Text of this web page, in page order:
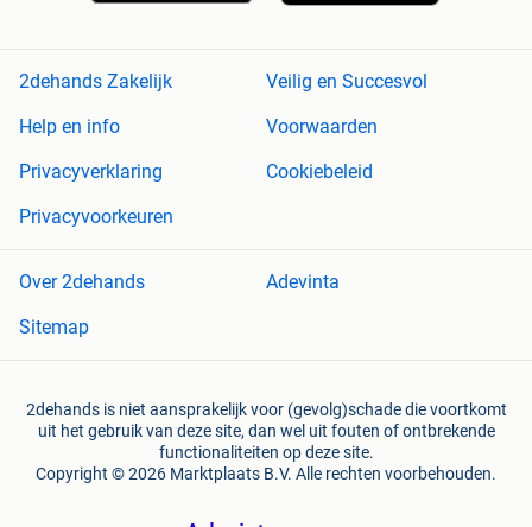
2dehands Zakelijk
Veilig en Succesvol
Help en info
Voorwaarden
Privacyverklaring
Cookiebeleid
Privacyvoorkeuren
Over 2dehands
Adevinta
Sitemap
2dehands is niet aansprakelijk voor (gevolg)schade die voortkomt
uit het gebruik van deze site, dan wel uit fouten of ontbrekende
functionaliteiten op deze site.
Copyright © 2026 Marktplaats B.V. Alle rechten voorbehouden.